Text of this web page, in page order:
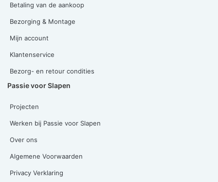
Betaling van de aankoop
Bezorging & Montage
Mijn account
Klantenservice
Bezorg- en retour condities
Passie voor Slapen
Projecten
Werken bij Passie voor Slapen
Over ons
Algemene Voorwaarden
Privacy Verklaring